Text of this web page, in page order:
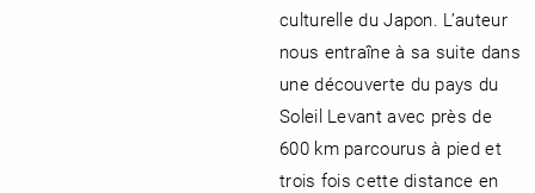
culturelle du Japon. L’auteur
nous entraîne à sa suite dans
une découverte du pays du
Soleil Levant avec près de
600 km parcourus à pied et
trois fois cette distance en